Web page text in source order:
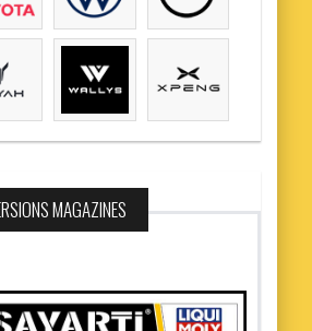
MAGAZINES